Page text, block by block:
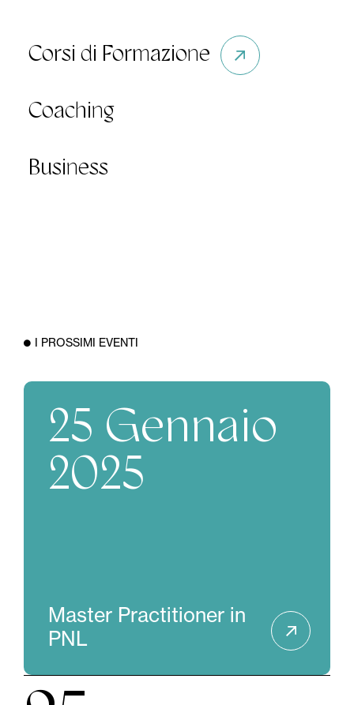
Corsi di Formazione
Coaching
Business
I PROSSIMI EVENTI
25 Gennaio
2025
Master Practitioner in
PNL